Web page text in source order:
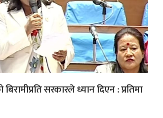
सरकारले ध्यान दिएन : प्रतिमा